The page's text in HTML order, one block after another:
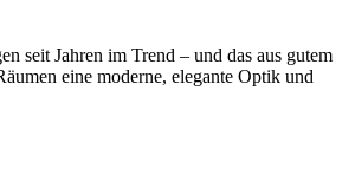
seit Jahren im Trend – und das aus gutem
eine moderne, elegante Optik und